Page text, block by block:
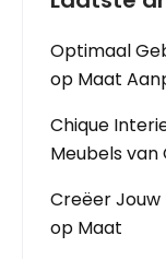
Optimaal
op Maat
Chique
Meubels
Creëer Jouw
op Maat